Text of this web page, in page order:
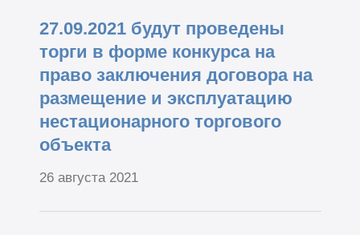
27.09.2021 будут проведены
торги в форме конкурса на
право заключения договора на
размещение и эксплуатацию
нестационарного торгового
объекта
26 августа 2021